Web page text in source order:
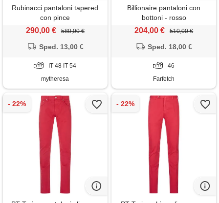
Rubinacci pantaloni tapered
con pince
290,00 € 580,00 €
Sped. 13,00 €
IT 48 IT 54
mytheresa
Billionaire pantaloni con
bottoni - rosso
204,00 € 510,00 €
Sped. 18,00 €
46
Farfetch